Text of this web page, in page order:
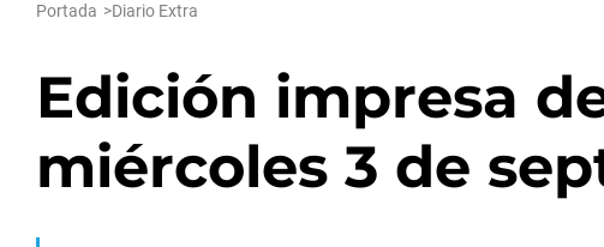
Portada >Diario Extra
Edición impresa
miércoles 3 de